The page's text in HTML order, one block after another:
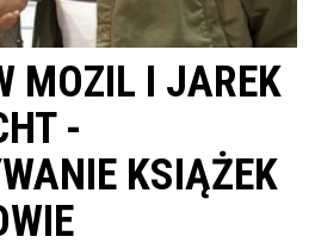
MOZIL I JAREK
-
KSIĄŻEK